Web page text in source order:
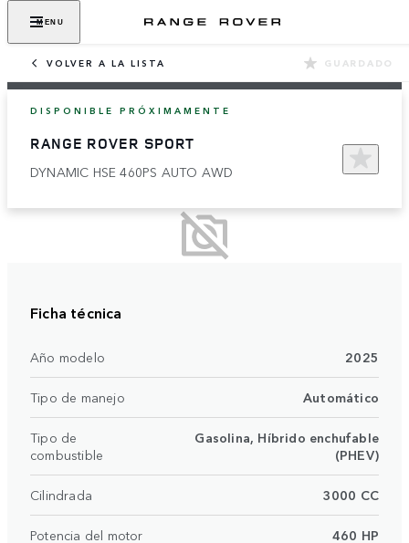
MENU
VOLVER A LA LISTA GUARDADO
DISPONIBLE PRÓXIMAMENTE
RANGE ROVER SPORT
DYNAMIC HSE 460PS AUTO AWD
Ficha técnica
Año modelo 2025
Tipo de manejo Automático
Tipo de
combustible
Gasolina, Híbrido enchufable
(PHEV)
Cilindrada 3000 CC
Potencia del motor 460 HP